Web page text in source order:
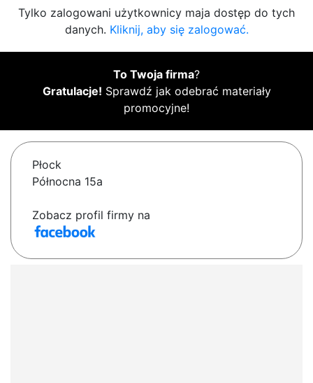
Tylko zalogowani użytkownicy maja dostęp do tych
danych. Kliknij, aby się zalogować.
To Twoja firma?
Gratulacje! Sprawdź jak odebrać materiały
promocyjne!
Płock
Północna 15a
Zobacz profil firmy na